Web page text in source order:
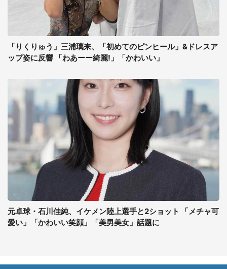
「りくりゅう」三浦璃来、「初めてのピンヒール」&ドレスア
ップ姿に反響 「わあーー綺麗!」「かわいい」
元卓球・石川佳純、イケメン陸上選手と2ショット 「メチャ可
愛い」「かわいい笑顔」「美男美女」話題に